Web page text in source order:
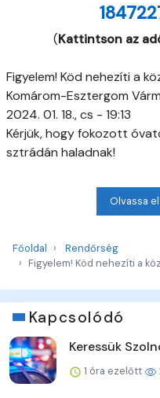
(Kattintson az
Figyelem! Köd nehezíti a
Komárom-Esztergom
2024. 01. 18., cs - 19:13
Kérjük, hogy fokozott
sztrádán haladnak!
Olvassa
Főoldal
Rendőrség
Figyelem! Köd nehezíti a
Kapcsolódó
Keressük
1 óra ezelőtt